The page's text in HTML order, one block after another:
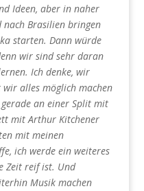
Ideen, aber in naher
nach Brasilien bringen
starten. Dann würde
wir sind sehr daran
Ich denke, wir
alles möglich machen
an einer Split mit
mit Arthur Kitchener
mit meinen
ich werde ein weiteres
Zeit reif ist. Und
Musik machen